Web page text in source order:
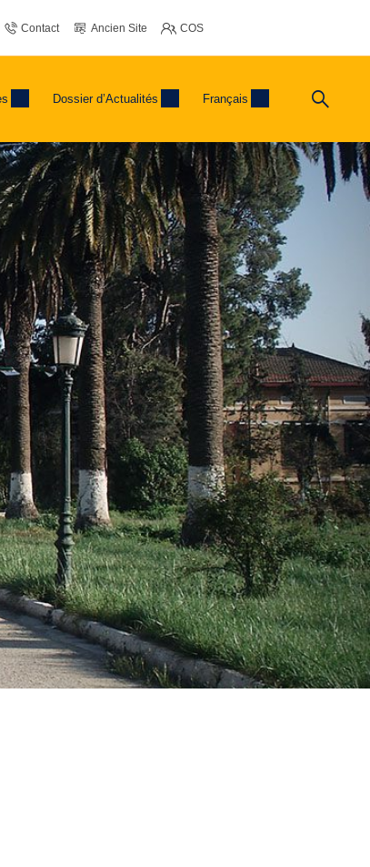
Contact Ancien Site COS
Dossier d’Actualités Français